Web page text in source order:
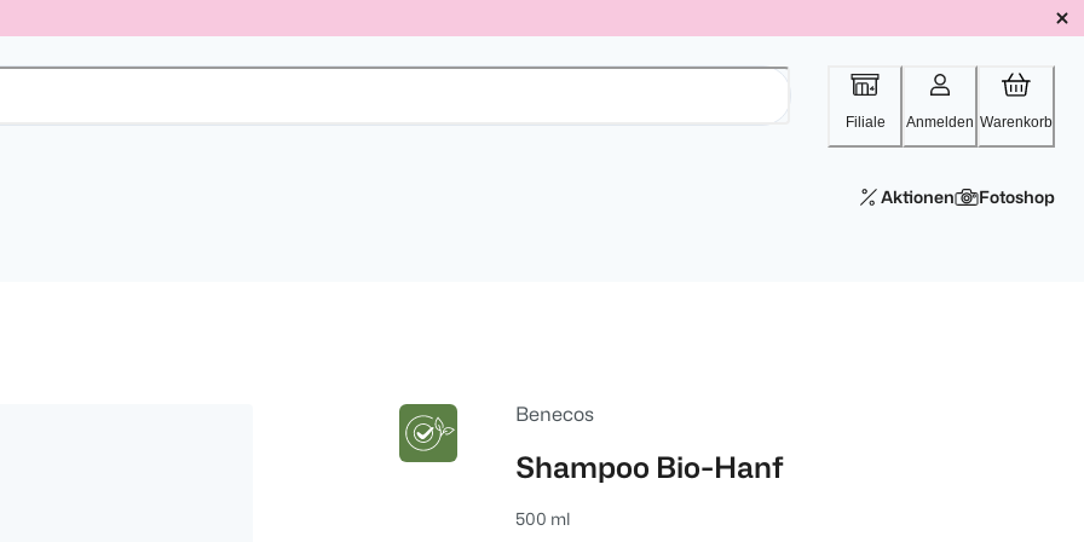
Filiale Anmelden Warenkorb
Aktionen Fotoshop
Benecos
Shampoo Bio-Hanf
500 ml